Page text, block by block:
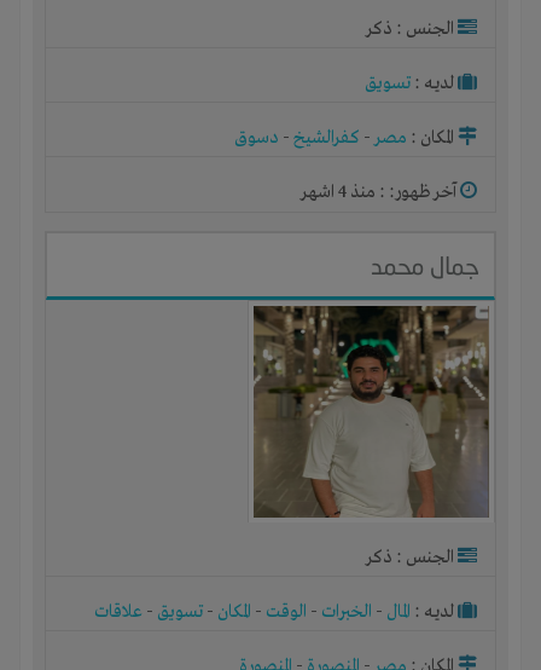
الجنس : ذكر
لديـه : تسويق
المكان : مصر- كفرالشيخ- دسوق
آخر ظهور: : منذ 4 اشهر
جمال محمد
الجنس : ذكر
لديـه : المال - الخبرات - الوقت - المكان - تسويق - علاقات